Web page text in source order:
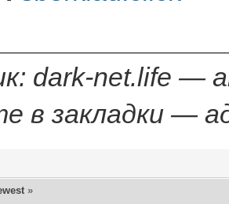
dark-net.life —
в закладки —
»